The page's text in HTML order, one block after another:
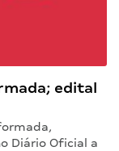
edital
Diário Oficial a